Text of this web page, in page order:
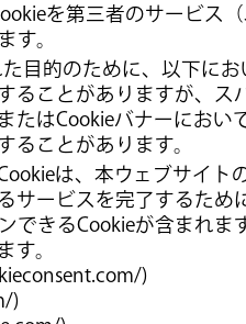
を第三者のサービス
。
目的のために、以下に
ることがありますが、
たはCookieバナーにお
ることがあります。
は、本ウェブサイ
サービスを完了するため
できるCookieが含まれま
。
)
)